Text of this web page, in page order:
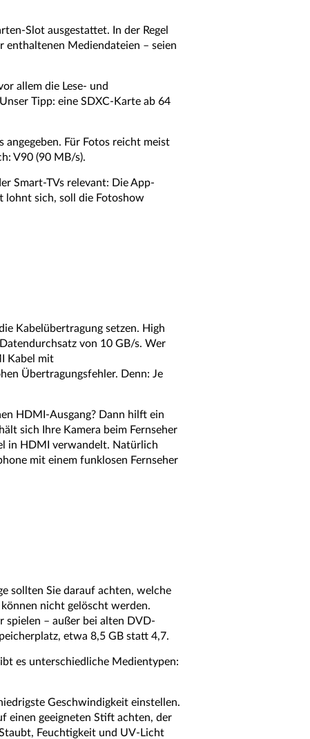
Slot ausgestattet. In der Regel
enthaltenen Mediendateien – seien
allem die Lese- und
Tipp: eine SDXC-Karte ab 64
Für Fotos reicht meist
V90 (90 MB/s).
Smart-TVs relevant: Die App-
lohnt sich, soll die Fotoshow
Kabelübertragung setzen. High
von 10 GB/s. Wer
Kabel mit
Übertragungsfehler. Denn: Je
HDMI-Ausgang? Dann hilft ein
sich Ihre Kamera beim Fernseher
in HDMI verwandelt. Natürlich
mit einem funklosen Fernseher
sollten Sie darauf achten, welche
nicht gelöscht werden.
spielen – außer bei alten DVD-
etwa 8,5 GB statt 4,7.
es unterschiedliche Medientypen:
Geschwindigkeit einstellen.
einen geeigneten Stift achten, der
Feuchtigkeit und UV-Licht